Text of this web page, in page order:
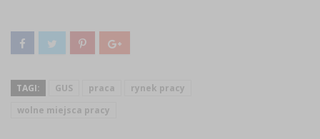
TAGI: GUS praca
rynek pracy
wolne miejsca pracy